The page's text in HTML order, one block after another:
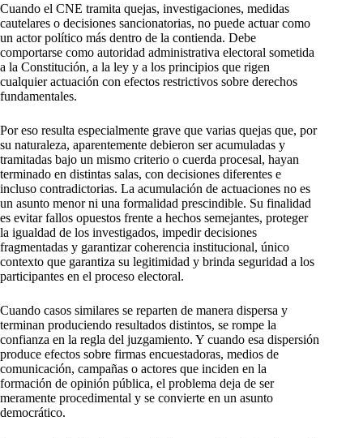
Cuando el CNE tramita quejas, investigaciones, medidas
cautelares o decisiones sancionatorias, no puede actuar como
un actor político más dentro de la contienda. Debe
comportarse como autoridad administrativa electoral sometida
a la Constitución, a la ley y a los principios que rigen
cualquier actuación con efectos restrictivos sobre derechos
fundamentales.
Por eso resulta especialmente grave que varias quejas que, por
su naturaleza, aparentemente debieron ser acumuladas y
tramitadas bajo un mismo criterio o cuerda procesal, hayan
terminado en distintas salas, con decisiones diferentes e
incluso contradictorias. La acumulación de actuaciones no es
un asunto menor ni una formalidad prescindible. Su finalidad
es evitar fallos opuestos frente a hechos semejantes, proteger
la igualdad de los investigados, impedir decisiones
fragmentadas y garantizar coherencia institucional, único
contexto que garantiza su legitimidad y brinda seguridad a los
participantes en el proceso electoral.
Cuando casos similares se reparten de manera dispersa y
terminan produciendo resultados distintos, se rompe la
confianza en la regla del juzgamiento. Y cuando esa dispersión
produce efectos sobre firmas encuestadoras, medios de
comunicación, campañas o actores que inciden en la
formación de opinión pública, el problema deja de ser
meramente procedimental y se convierte en un asunto
democrático.